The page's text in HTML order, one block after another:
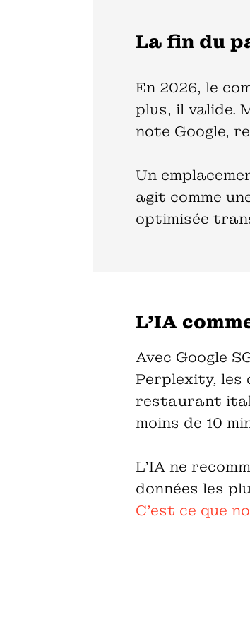
La fin du
En 2026, le
plus, il valide.
note Google,
Un
agit comme
optimisée
L'IA
Avec Google
Perplexity, les
restaurant
moins de 10
L'IA ne
données les
C'est ce que